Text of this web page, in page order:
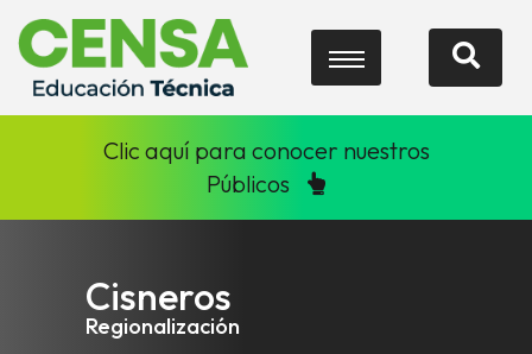
Clic aquí para conocer nuestros
Públicos
Cisneros
Regionalización